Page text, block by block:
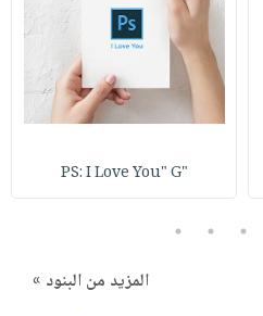
"PS: I Love You" G
3
4
5
المزيد من البنود »